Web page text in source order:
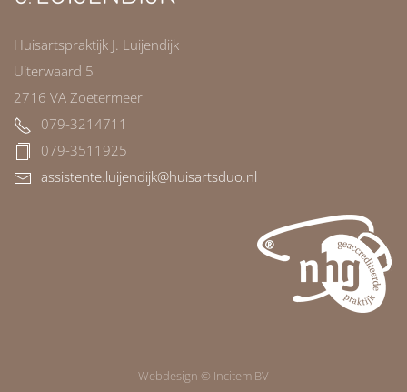
Huisartspraktijk J. Luijendijk
Uiterwaard 5
2716 VA Zoetermeer
079-3214711
079-3511925
assistente.luijendijk@huisartsduo.nl
Webdesign © Incitem BV